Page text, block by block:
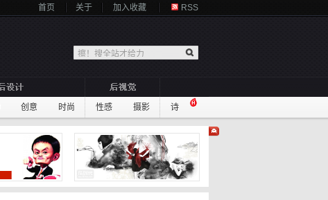
首页 关于 加入收藏 RSS
创意 时尚 性感 摄影 诗